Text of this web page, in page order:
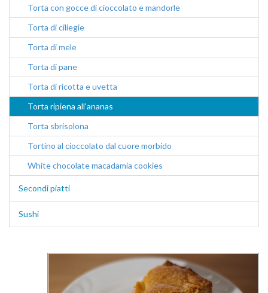
Torta con gocce di cioccolato e mandorle
Torta di ciliegie
Torta di mele
Torta di pane
Torta di ricotta e uvetta
Torta ripiena all'ananas
Torta sbrisolona
Tortino al cioccolato dal cuore morbido
White chocolate macadamia cookies
Secondi piatti
Sushi